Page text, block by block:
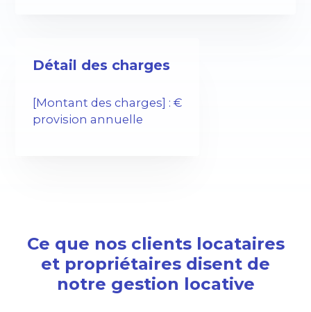
Détail des charges
[Montant des charges] : €
provision annuelle
Ce que nos clients locataires
et propriétaires disent de
notre gestion locative